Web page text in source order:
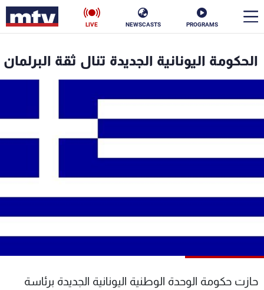
PROGRAMS
NEWSCASTS
LIVE
الحكومة اليونانية الجديدة تنال ثقة البرلمان
حازت حكومة الوحدة الوطنية اليونانية الجديدة برئاسة
الأخبار
إقتصاد فن
منوعات رياضة
جدول البرامج
شاهد البرامج